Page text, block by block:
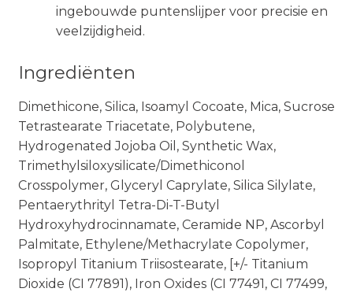
ingebouwde puntenslijper voor precisie en
veelzijdigheid.
Ingrediënten
Dimethicone, Silica, Isoamyl Cocoate, Mica, Sucrose
Tetrastearate Triacetate, Polybutene,
Hydrogenated Jojoba Oil, Synthetic Wax,
Trimethylsiloxysilicate/Dimethiconol
Crosspolymer, Glyceryl Caprylate, Silica Silylate,
Pentaerythrityl Tetra-Di-T-Butyl
Hydroxyhydrocinnamate, Ceramide NP, Ascorbyl
Palmitate, Ethylene/Methacrylate Copolymer,
Isopropyl Titanium Triisostearate, [+/- Titanium
Dioxide (CI 77891), Iron Oxides (CI 77491, CI 77499,